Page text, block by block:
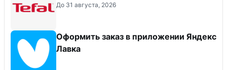
До 31 августа, 2026
Оформить заказ в приложении Яндекс
Лавка